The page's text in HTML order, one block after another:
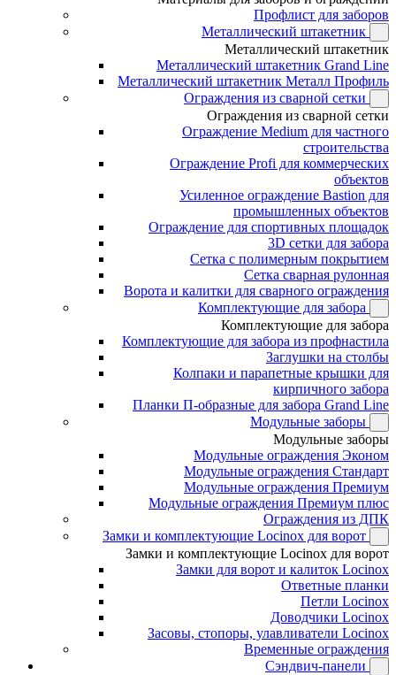
Профлист для заборов
Металлический штакетник
Металлический штакетник
Металлический штакетник Grand Line
Металлический штакетник Металл Профиль
Ограждения из сварной сетки
Ограждения из сварной сетки
Ограждение Medium для частного
строительства
Ограждение Profi для коммерческих
объектов
Усиленное ограждение Bastion для
промышленных объектов
Ограждение для спортивных площадок
3D сетки для забора
Сетка с полимерным покрытием
Сетка сварная рулонная
Ворота и калитки для сварного ограждения
Комплектующие для забора
Комплектующие для забора
Комплектующие для забора из профнастила
Заглушки на столбы
Колпаки и парапетные крышки для
кирпичного забора
Планки П-образные для забора Grand Line
Модульные заборы
Модульные заборы
Модульные ограждения Эконом
Модульные ограждения Стандарт
Модульные ограждения Премиум
Модульные ограждения Премиум плюс
Ограждения из ДПК
Замки и комплектующие Locinox для ворот
Замки и комплектующие Locinox для ворот
Замки для ворот и калиток Locinox
Ответные планки
Петли Locinox
Доводчики Locinox
Засовы, стопоры, улавливатели Locinox
Временные ограждения
Сэндвич-панели